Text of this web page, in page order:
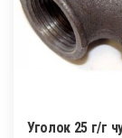
Уголок 25 г/г